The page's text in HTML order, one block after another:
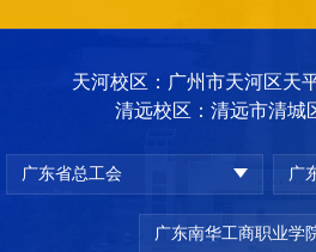
天河校区：广州市天河区天
清远校区：清远市清城
广东省总工会 广
广东南华工商职业学